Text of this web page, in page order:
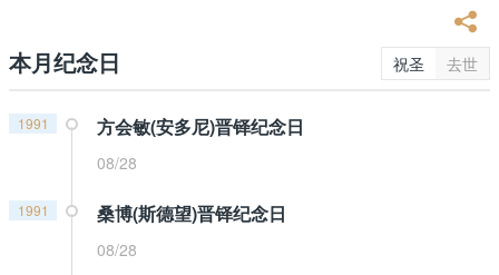
本月纪念日 祝圣 去世
1991 方会敏(安多尼)晋铎纪念日
08/28
1991 桑博(斯德望)晋铎纪念日
08/28